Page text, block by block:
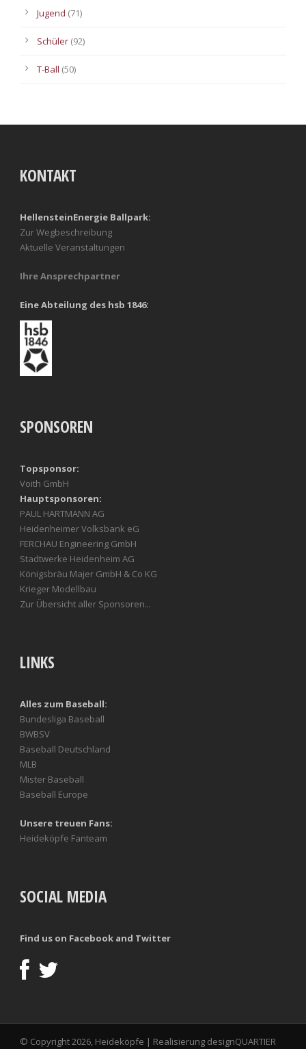
Jugend (71)
Schüler (92)
T-Ball (50)
KONTAKT
HellensteinEnergie Ballpark:
Zur Wegbeschreibung
Aktuelle Veranstaltungen
Ihre Ansprechpartner
Eine Abteilung des hsb 1846:
SPONSOREN
Topsponsor:
Voith GmbH
Hauptsponsoren:
PAUL HARTMANN AG
Heidenheimer Volksbank eG
FERCHAU Engineering GmbH
Stadtwerke Heidenheim AG
Königsbräu Majer GmbH & Co KG
Krieger Modellbau
Zur Übersicht aller Sponsoren...
LINKS
Alles zum Baseball:
Bundesliga Baseball
BWBSV
Baseball Deutschland
MLB
Mister Baseball
Baseball Europe
Unsere treuen Fans:
Heideköpfe Fanteam
SOCIAL MEDIA
Find us on Facebook and Twitter
© Copyright 2026, Heideköpfe | Realisierung designQUARTIER